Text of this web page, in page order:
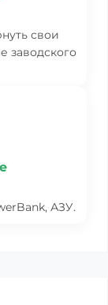
свои
заводского
АЗУ.